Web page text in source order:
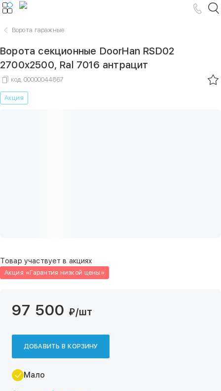
Ворота гаражные
Ворота секционные DoorHan RSD02
2700х2500, Ral 7016 антрацит
код 00000044867
Акция
Товар участвует в акциях
Акция «Гарантия низкой цены»
97 500 ₽/шт
ДОБАВИТЬ В КОРЗИНУ
Мало